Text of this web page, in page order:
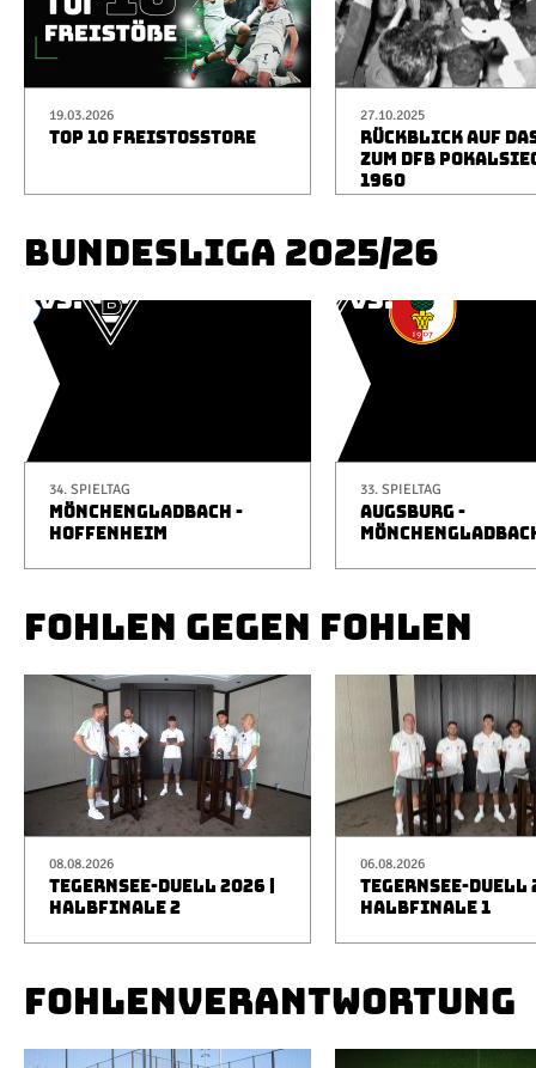
19.03.2026
TOP 10 FREISTOSSTORE
27.10.2025
RÜCKBLICK AUF
ZUM DFB
1960
BUNDESLIGA 2025/26
34. SPIELTAG
MÖNCHENGLADBACH -
HOFFENHEIM
33. SPIELTAG
AUGSBURG -
FOHLEN GEGEN FOHLEN
08.08.2026
TEGERNSEE-DUELL 2026 |
HALBFINALE 2
06.08.2026
TEGERNSEE-DUELL
HALBFINALE 1
FOHLENVERANTWORTUNG